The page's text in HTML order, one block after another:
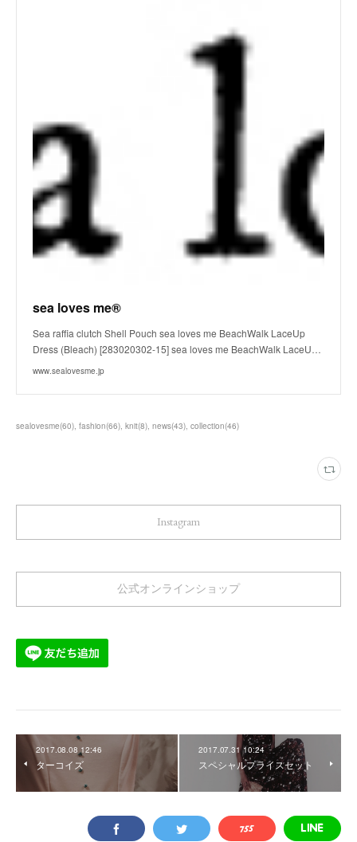
sea loves me®
Sea raffia clutch Shell Pouch sea loves me BeachWalk LaceUp
Dress (Bleach) [283020302-15] sea loves me BeachWalk LaceU…
www.sealovesme.jp
sealovesme(60) fashion(66) knit(8) news(43) collection(46)
Instagram
公式オンラインショップ
2017.08.08 12:46
ターコイズ
2017.07.31 10:24
スペシャルプライスセット